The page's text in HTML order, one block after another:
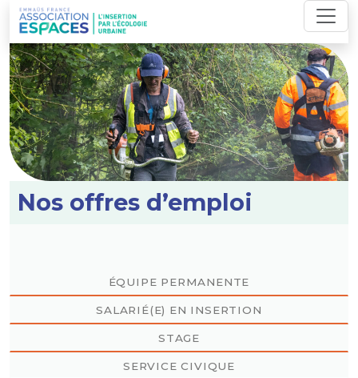
Skip
to
content
Nos offres d’emploi
ÉQUIPE PERMANENTE
SALARIÉ(E) EN INSERTION
STAGE
SERVICE CIVIQUE